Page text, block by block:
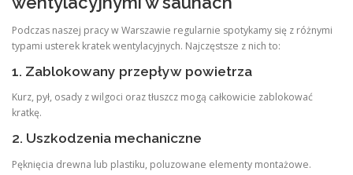
Podczas naszej pracy w Warszawie regularnie spotykamy się z różnymi
typami usterek kratek wentylacyjnych. Najczęstsze z nich to:
1. Zablokowany przepływ powietrza
Kurz, pył, osady z wilgoci oraz tłuszcz mogą całkowicie zablokować
kratkę.
2. Uszkodzenia mechaniczne
Pęknięcia drewna lub plastiku, poluzowane elementy montażowe.